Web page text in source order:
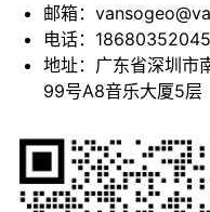
邮箱：
电话：18680352045
地址：广东省深圳市
99号A8音乐大厦5层